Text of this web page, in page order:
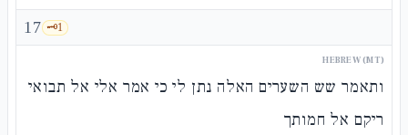
17 🗝️1
HEBREW (MT)
ותאמר שש השערים האלה נתן לי כי אמר אלי אל תבואי
ריקם אל חמותך